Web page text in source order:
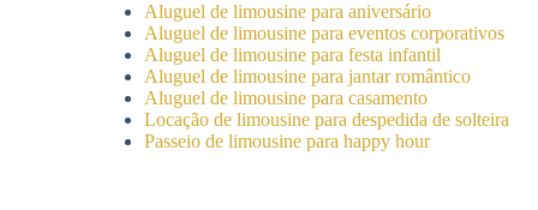
Aluguel de limousine para aniversário
Aluguel de limousine para eventos corporativos
Aluguel de limousine para festa infantil
Aluguel de limousine para jantar romântico
Aluguel de limousine para casamento
Locação de limousine para despedida de solteira
Passeio de limousine para happy hour